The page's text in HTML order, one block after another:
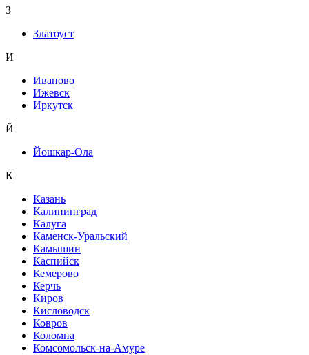
З
Златоуст
И
Иваново
Ижевск
Иркутск
Й
Йошкар-Ола
К
Казань
Калининград
Калуга
Каменск-Уральский
Камышин
Каспийск
Кемерово
Керчь
Киров
Кисловодск
Ковров
Коломна
Комсомольск-на-Амуре